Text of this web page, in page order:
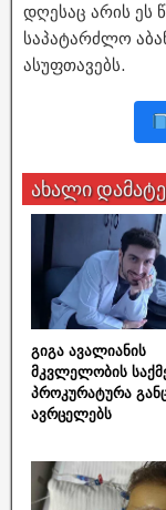
დღესაც არის ეს
საპატარძლო
ასუფთავებს.
ახალი
გიგა ავალიანის
მკვლელობის
პროკურატურა
ავრცელებს